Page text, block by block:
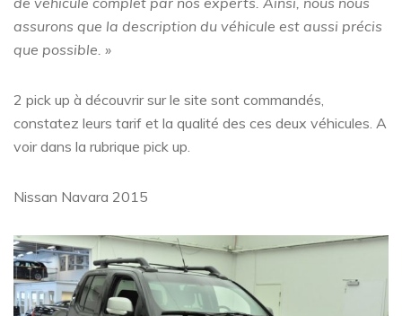
assurons que la description du véhicule est aussi précis
que possible. »
2 pick up à découvrir sur le site sont commandés,
constatez leurs tarif et la qualité des ces deux véhicules. A
voir dans la rubrique pick up.
Nissan Navara 2015